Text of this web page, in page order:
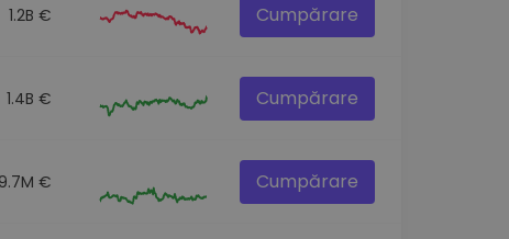
1.2B € Cumpărare
1.4B € Cumpărare
€ Cumpărare